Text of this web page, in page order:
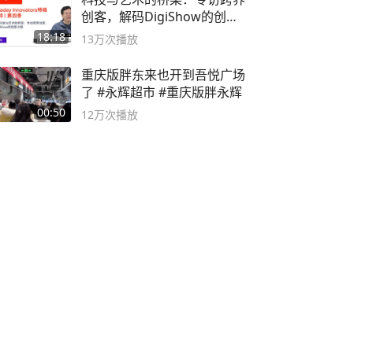
18:18
创客，解码DigiShow的创新
之路
13万次播放
00:50
重庆版胖东来也开到吾悦广场
了 #永辉超市 #重庆版胖永辉
12万次播放